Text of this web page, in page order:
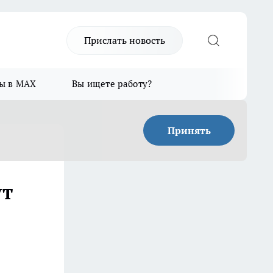
Прислать новость
в MAX Вы ищете работу?
Принять